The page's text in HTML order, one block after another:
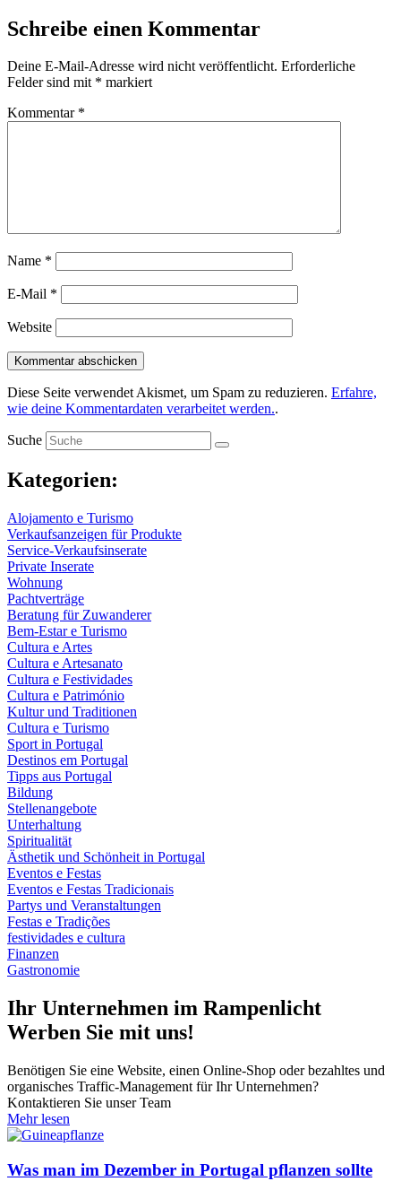
Schreibe einen Kommentar
Deine E-Mail-Adresse wird nicht veröffentlicht. Erforderliche
Felder sind mit * markiert
Kommentar *
Name *
E-Mail *
Website
Diese Seite verwendet Akismet, um Spam zu reduzieren. Erfahre,
wie deine Kommentardaten verarbeitet werden..
Suche
Kategorien:
Alojamento e Turismo
Verkaufsanzeigen für Produkte
Service-Verkaufsinserate
Private Inserate
Wohnung
Pachtverträge
Beratung für Zuwanderer
Bem-Estar e Turismo
Cultura e Artes
Cultura e Artesanato
Cultura e Festividades
Cultura e Património
Kultur und Traditionen
Cultura e Turismo
Sport in Portugal
Destinos em Portugal
Tipps aus Portugal
Bildung
Stellenangebote
Unterhaltung
Spiritualität
Ästhetik und Schönheit in Portugal
Eventos e Festas
Eventos e Festas Tradicionais
Partys und Veranstaltungen
Festas e Tradições
festividades e cultura
Finanzen
Gastronomie
Ihr Unternehmen im Rampenlicht
Werben Sie mit uns!
Benötigen Sie eine Website, einen Online-Shop oder bezahltes und
organisches Traffic-Management für Ihr Unternehmen?
Kontaktieren Sie unser Team
Mehr lesen
Was man im Dezember in Portugal pflanzen sollte